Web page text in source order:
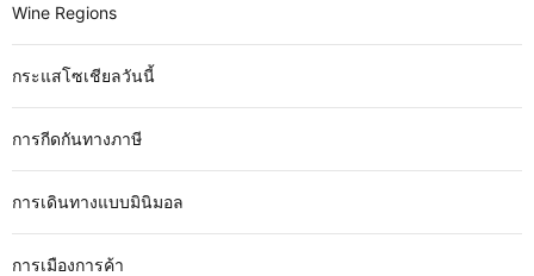
Wine Regions
กระแสโซเชียลวันนี้
การกีดกันทางภาษี
การเดินทางแบบมินิมอล
การเมืองการค้า